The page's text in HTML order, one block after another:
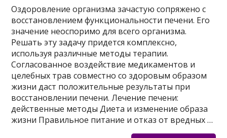
Оздоровление организма зачастую сопряжено с
восстановлением функциональности печени. Его
значение неоспоримо для всего организма.
Решать эту задачу придется комплексно,
используя различные методы терапии.
Согласованное воздействие медикаментов и
целебных трав совместно со здоровым образом
жизни даст положительные результаты при
восстановлении печени. Лечение печени:
действенные методы Диета и изменение образа
жизни Правильное питание и отказ от вредных …